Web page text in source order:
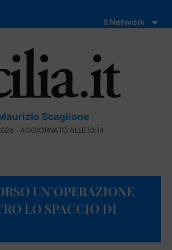
Il Network
Scaglione
- AGGIORNATO ALLE 10:14
UN’OPERAZIONE
LO SPACCIO DI